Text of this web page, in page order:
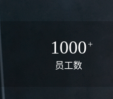
1000 +
员工数